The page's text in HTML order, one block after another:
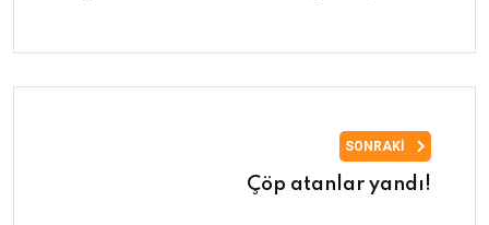
SONRAKI
Çöp atanlar yandı!